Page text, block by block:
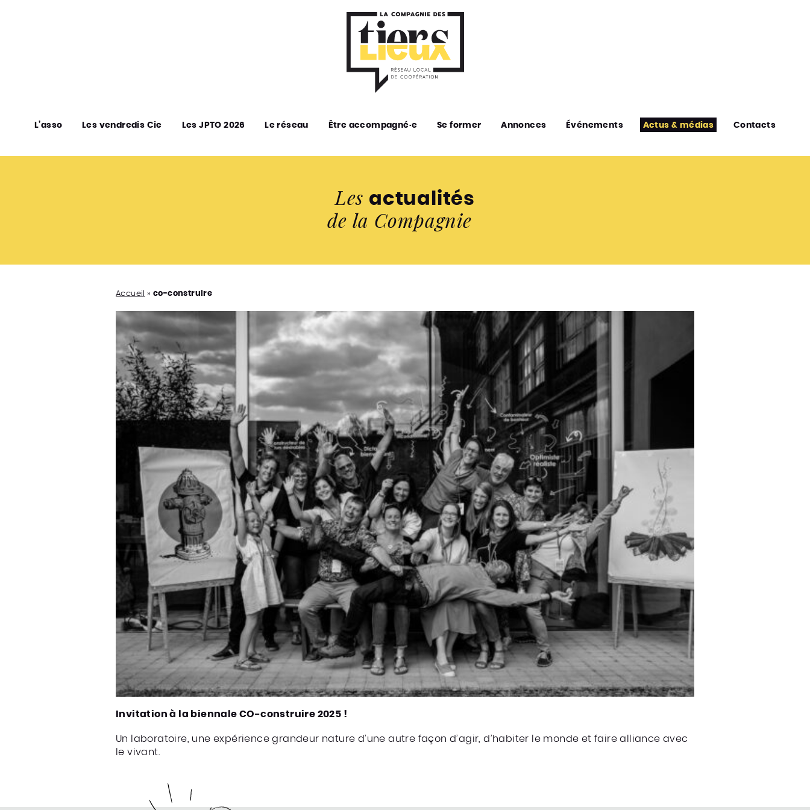
L’asso Les vendredis Cie Les JPTO 2026 Le réseau Être accompagné·e Se former Annonces Événements Actus & médias Contacts
Les actualités
de la Compagnie
Accueil »co-construire
Invitation à la biennale CO-construire 2025 !
Un laboratoire, une expérience grandeur nature d’une autre façon d’agir, d’habiter le monde et faire alliance avec
le vivant.